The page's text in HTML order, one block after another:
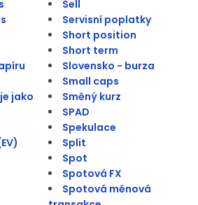
jako
Sell
Servisní poplatky
Short position
Short term
Slovensko - burza
Small caps
Směný kurz
SPAD
Spekulace
Split
Spot
Spotová FX
Spotová měnová